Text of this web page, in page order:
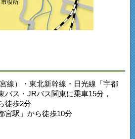
線）・東北新幹線・日光線「宇都
バス・JRバス関東に乗車15分，
徒歩2分
宮駅」から徒歩10分